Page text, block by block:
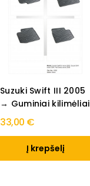
Suzuki Swift III 2005
→ Guminiai kilimėliai
33,00 €
Į krepšelį